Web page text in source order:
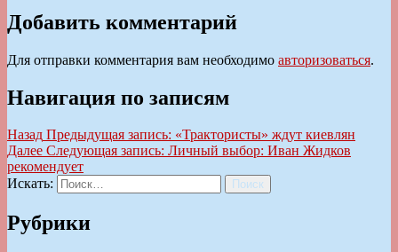
Добавить комментарий
Для отправки комментария вам необходимо авторизоваться.
Навигация по записям
Назад Предыдущая запись: «Трактористы» ждут киевлян
Далее Следующая запись: Личный выбор: Иван Жидков
рекомендует
Искать:
Поиск
Рубрики